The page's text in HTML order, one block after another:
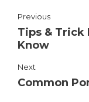
Previous
Tips & Trick
Know
Next
Common